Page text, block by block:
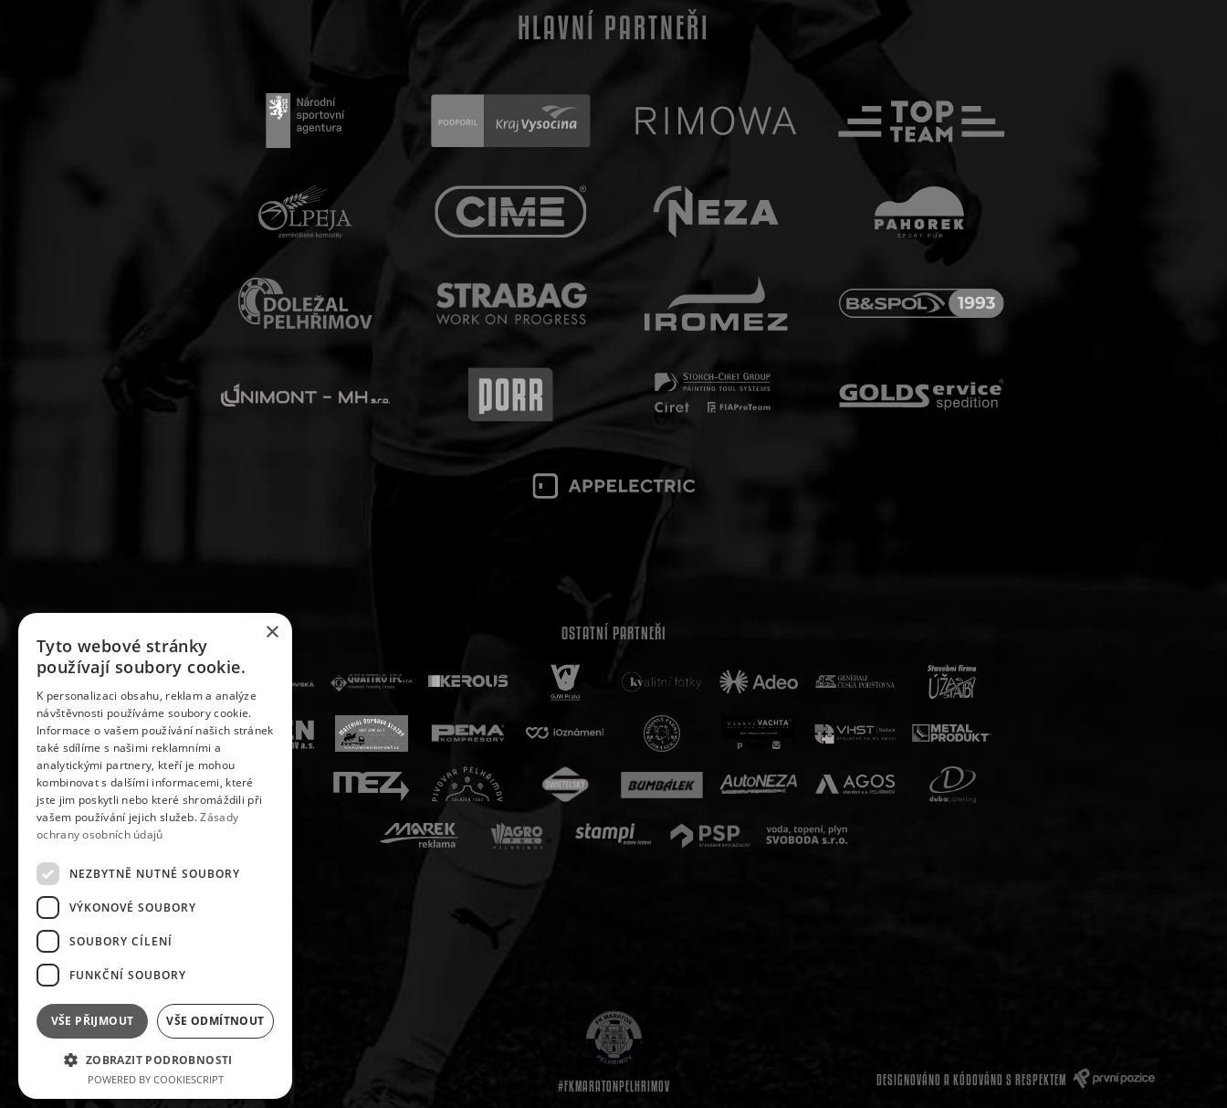
HLAVNÍ PARTNEŘI
OSTATNÍ PARTNEŘI
SLEDUJ NÁS NA
#FKMARATONPELHRIMOV
DESIGNOVÁNO A KÓDOVÁNO S RESPEKTEM
×
Tyto webové stránky
používají soubory cookie.
K personalizaci obsahu, reklam a analýze
návštěvnosti používáme soubory cookie.
Informace o vašem používání našich stránek
také sdílíme s našimi reklamními a
analytickými partnery, kteří je mohou
kombinovat s dalšími informacemi, které
jste jim poskytli nebo které shromáždili při
vašem používání jejich služeb.Zásady
ochrany osobních údajů
NEZBYTNĚ NUTNÉ SOUBORY
VÝKONOVÉ SOUBORY
SOUBORY CÍLENÍ
FUNKČNÍ SOUBORY
VŠE PŘIJMOUT VŠE ODMÍTNOUT
ZOBRAZIT PODROBNOSTI
POWERED BY COOKIESCRIPT